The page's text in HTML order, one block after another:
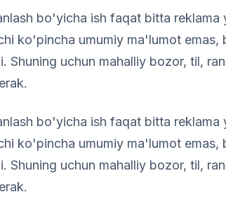
bo'yicha ish faqat bitta reklama
ko'pincha umumiy ma'lumot emas,
Shuning uchun mahalliy bozor, til,
bo'yicha ish faqat bitta reklama
ko'pincha umumiy ma'lumot emas,
Shuning uchun mahalliy bozor, til,